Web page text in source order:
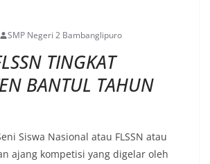
SMP Negeri 2 Bambanglipuro
TINGKAT
BANTUL TAHUN
Siswa Nasional atau FLSSN atau
ajang kompetisi yang digelar oleh